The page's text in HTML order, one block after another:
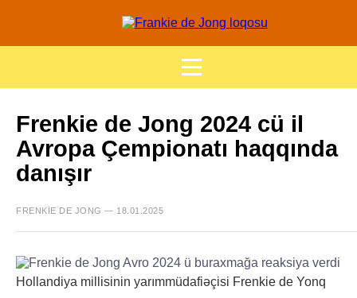
Frenkie de Jong 2024 cü il
Avropa Çempionatı haqqında
danışır
FRENKIE DE JONG — 18.01.2025
Hollandiya millisinin yarımmüdafiəçisi Frenkie de Yonq